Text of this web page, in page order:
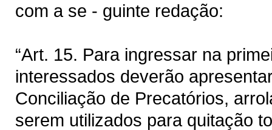
com a se - guinte redação:
“Art. 15. Para ingressar na
interessados deverão
Conciliação de Precatórios,
serem utilizados para quitação